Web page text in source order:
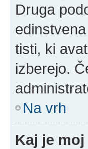
Druga
tisti, ki
izberejo.
Na vrh
Kaj je